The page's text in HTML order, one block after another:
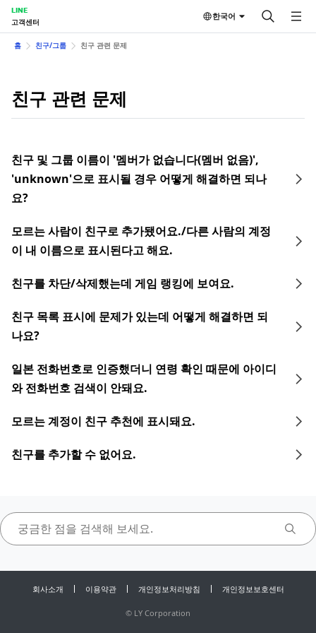
LINE
고객센터
한국어
홈 친구/그룹 친구 관련 문제
친구 관련 문제
친구 및 그룹 이름이 '멤버가 없습니다(멤버 없음)',
'unknown'으로 표시될 경우 어떻게 해결하면 되나
요?
모르는 사람이 친구로 추가됐어요./다른 사람의 계정
이 내 이름으로 표시된다고 해요.
친구를 차단/삭제했는데 게임 랭킹에 보여요.
친구 목록 표시에 문제가 있는데 어떻게 해결하면 되
나요?
일본 전화번호로 인증했더니 연령 확인 때문에 아이디
와 전화번호 검색이 안돼요.
모르는 계정이 친구 추천에 표시돼요.
친구를 추가할 수 없어요.
회사소개 이용약관 개인정보처리방침 개인정보보호센터
© LY Corporation